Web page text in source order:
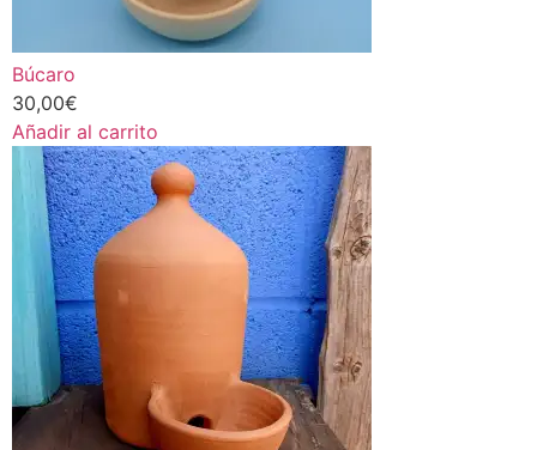
Búcaro
30,00€
Añadir al carrito